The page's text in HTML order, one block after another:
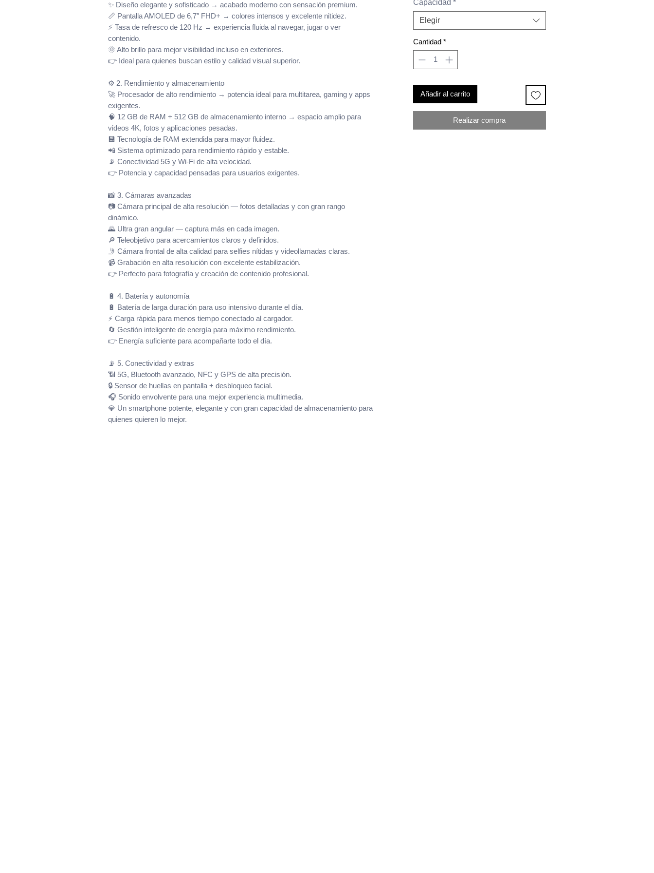
✨ Diseño elegante y sofisticado → acabado moderno con sensación premium.
📏 Pantalla AMOLED de 6,7″ FHD+ → colores intensos y excelente nitidez.
⚡ Tasa de refresco de 120 Hz → experiencia fluida al navegar, jugar o ver
contenido.
🌞 Alto brillo para mejor visibilidad incluso en exteriores.
👉 Ideal para quienes buscan estilo y calidad visual superior.
⚙️ 2. Rendimiento y almacenamiento
🚀 Procesador de alto rendimiento → potencia ideal para multitarea, gaming y apps
exigentes.
🧠 12 GB de RAM + 512 GB de almacenamiento interno → espacio amplio para
videos 4K, fotos y aplicaciones pesadas.
💾 Tecnología de RAM extendida para mayor fluidez.
📲 Sistema optimizado para rendimiento rápido y estable.
📡 Conectividad 5G y Wi-Fi de alta velocidad.
👉 Potencia y capacidad pensadas para usuarios exigentes.
📸 3. Cámaras avanzadas
📷 Cámara principal de alta resolución — fotos detalladas y con gran rango
dinámico.
🌄 Ultra gran angular — captura más en cada imagen.
🔎 Teleobjetivo para acercamientos claros y definidos.
🤳 Cámara frontal de alta calidad para selfies nítidas y videollamadas claras.
📹 Grabación en alta resolución con excelente estabilización.
👉 Perfecto para fotografía y creación de contenido profesional.
🔋 4. Batería y autonomía
🔋 Batería de larga duración para uso intensivo durante el día.
⚡ Carga rápida para menos tiempo conectado al cargador.
🔄 Gestión inteligente de energía para máximo rendimiento.
👉 Energía suficiente para acompañarte todo el día.
📡 5. Conectividad y extras
📶 5G, Bluetooth avanzado, NFC y GPS de alta precisión.
🔒 Sensor de huellas en pantalla + desbloqueo facial.
🎧 Sonido envolvente para una mejor experiencia multimedia.
💎 Un smartphone potente, elegante y con gran capacidad de almacenamiento para
quienes quieren lo mejor.
Capacidad *
Elegir
Cantidad *
Añadir al carrito
Realizar compra